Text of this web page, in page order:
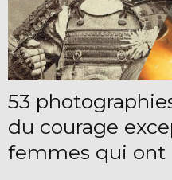
53
du courage
femmes qui ont